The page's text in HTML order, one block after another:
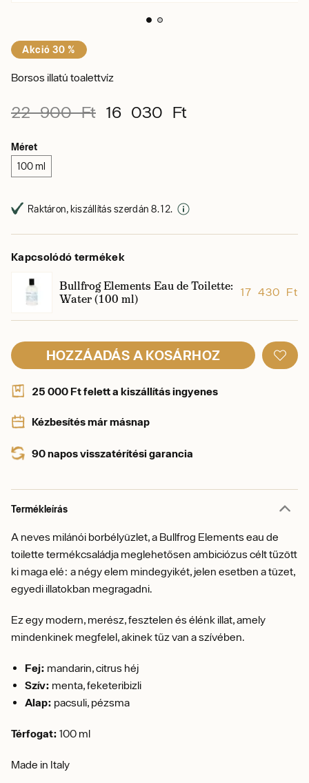
Akció 30 %
Borsos illatú toalettvíz
22 900 Ft 16 030 Ft
Méret
100 ml
Raktáron, kiszállítás szerdán 8. 12.
Kapcsolódó termékek
Bullfrog Elements Eau de Toilette:
Water (100 ml)
17 430 Ft
HOZZÁADÁS A KOSÁRHOZ
25 000 Ft felett a kiszállítás ingyenes
Kézbesítés már másnap
90 napos visszatérítési garancia
Termékleírás
A neves milánói borbélyüzlet, a Bullfrog Elements eau de
toilette termékcsaládja meglehetősen ambiciózus célt tűzött
ki maga elé: a négy elem mindegyikét, jelen esetben a tüzet,
egyedi illatokban megragadni.
Ez egy modern, merész, fesztelen és élénk illat, amely
mindenkinek megfelel, akinek tűz van a szívében.
Fej: mandarin, citrus héj
Szív: menta, feketeribizli
Alap: pacsuli, pézsma
Térfogat: 100 ml
Made in Italy